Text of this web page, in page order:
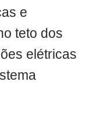
e
teto dos
elétricas